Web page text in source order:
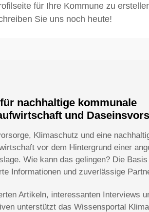
für Ihre Kommune zu
Sie uns noch heute!
nachhaltige kommunale
und
Klimaschutz und eine
vor dem Hintergrund einer
Wie kann das gelingen? Die
Informationen und zuverlässige
Artikeln, interessanten Interviews
unterstützt das Wissensportal